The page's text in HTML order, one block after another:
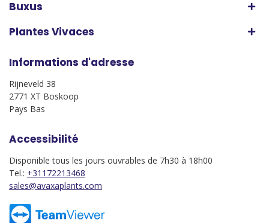
Buxus
Plantes Vivaces
Informations d'adresse
Rijneveld 38
2771 XT Boskoop
Pays Bas
Accessibilité
Disponible tous les jours ouvrables de 7h30 à 18h00
Tel.: +31172213468
sales@avaxaplants.com